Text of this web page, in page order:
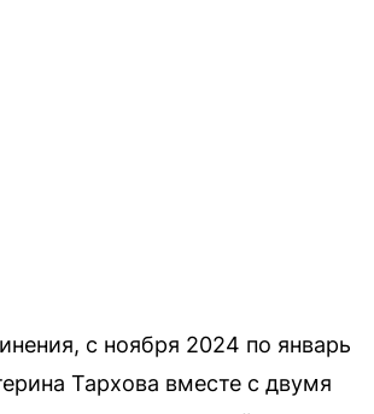
с ноября 2024 по январь
Тархова вместе с двумя